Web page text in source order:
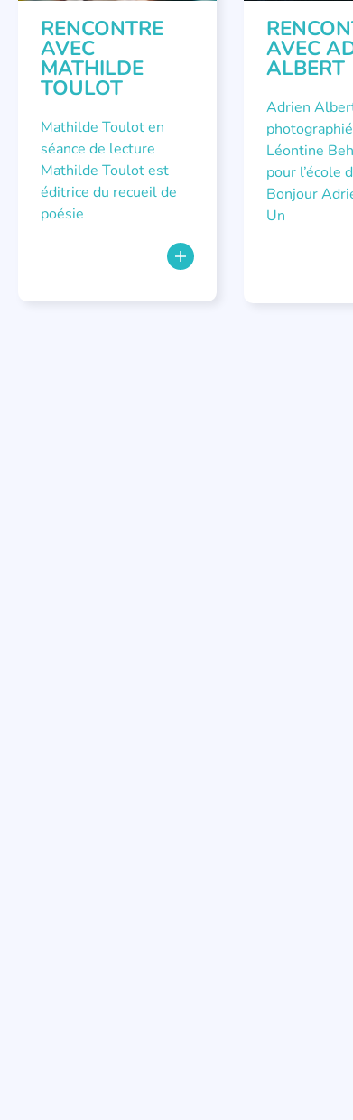
RENCONTRE
AVEC
MATHILDE
TOULOT
Mathilde Toulot en
séance de lecture
Mathilde Toulot est
éditrice du recueil de
poésie
AVEC
ALBERT
Adrien
Léontine
pour l’école
Bonjour
Un